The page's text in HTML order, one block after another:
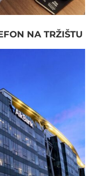
NA TRŽIŠTU